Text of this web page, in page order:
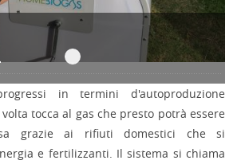
biogas01
in termini d'autoproduzione
tocca al gas che presto potrà essere
grazie ai rifiuti domestici che si
e fertilizzanti. Il sistema si chiama